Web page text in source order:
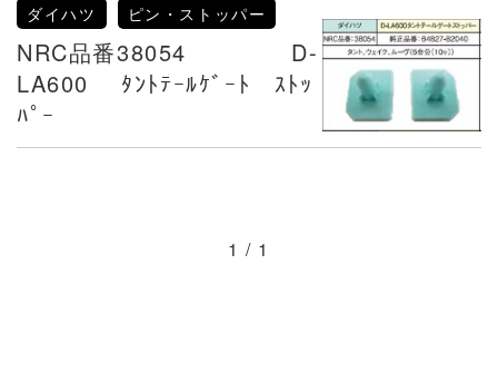
ダイハツ ピン・ストッパー
NRC品番38054 D-
LA600 ﾀﾝﾄﾃｰﾙｹﾞｰﾄ ｽﾄｯ
ﾊﾟｰ
1 / 1